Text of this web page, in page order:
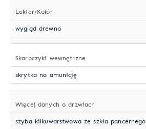
Lakier/Kolor
wygląd drewna
Skarbczyki wewnętrzne
skrytka na amunicję
Więcej danych o drzwiach
szyba kilkuwarstwowa ze szkła pancernego